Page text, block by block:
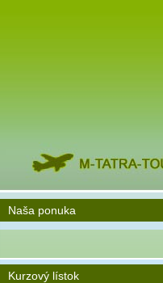
Naša ponuka
Kurzový lístok